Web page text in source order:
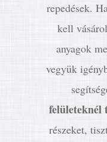
repedések.
kell
anyagok
vegyük
felületeknél
részeket,